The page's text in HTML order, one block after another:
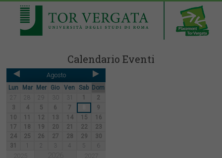
Calendario Eventi
Agosto
Lun Mar Mer Gio Ven Sab Dom
27
28 29 30 31 1
2
3
4 5 6 7
9
10
11 12 13 14 15
16
17
18 19 20 21 22
23
24
25 26 27 28 29
30
31
2 3 4 5 6